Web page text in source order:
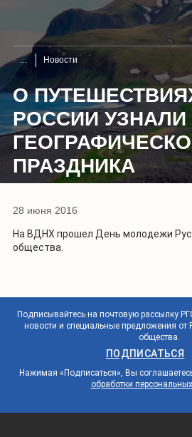
Новости
О
РОССИИ УЗНАЛИ
ПРАЗДНИКА
28 июня 2016
На ВДНХ прошел День молодежи
общества.
Подписывайтесь на почтовую рассылку
новости и специальные предложения от
общества.
ПОДПИСАТЬСЯ
Нажимая «Подписаться», Вы
обработки